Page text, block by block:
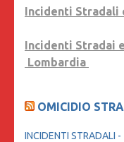
Incidenti Stradali
Incidenti Stradai
Lombardia
OMICIDIO
INCIDENTI STRADALI